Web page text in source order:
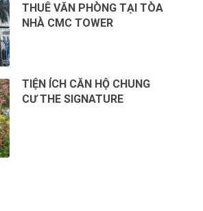
THUÊ VĂN PHÒNG TẠI TÒA
NHÀ CMC TOWER
TIỆN ÍCH CĂN HỘ CHUNG
CƯ THE SIGNATURE